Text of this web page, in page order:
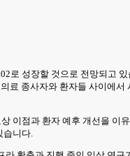
로 성장할 것으로 전망되고
료 종사자와 환자들 사이에
이점과 환자 예후 개선을 이
습니다.